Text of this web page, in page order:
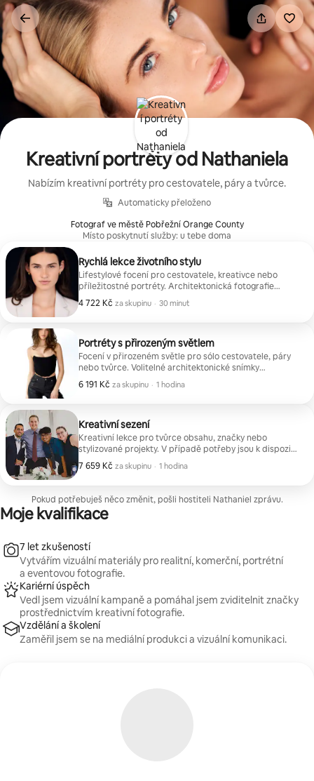
Přeskočit
na
obsah
Kreativní portréty od Nathaniela
Nabízím kreativní portréty pro cestovatele, páry a tvůrce.
Automaticky přeloženo
Fotograf ve městě Pobřežní Orange County
Místo poskytnutí služby: u tebe doma
Rychlá lekce životního stylu
Lifestylové focení pro cestovatele, kreativce nebo
příležitostné portréty. Architektonická fotografie
k dispozici na vyžádání. |
4 722 Kč za skupinu
4 722 Kč za skupinu
, · 30 minut
Portréty s přirozeným světlem
Focení v přirozeném světle pro sólo cestovatele, páry
nebo tvůrce. Volitelné architektonické snímky
k dispozici. |
6 191 Kč za skupinu
6 191 Kč za skupinu
, · 1 hodina
Kreativní sezení
Kreativní lekce pro tvůrce obsahu, značky nebo
stylizované projekty. V případě potřeby jsou k dispozici
architektonické snímky.
7 659 Kč za skupinu
7 659 Kč za skupinu
, · 1 hodina
Pokud potřebuješ něco změnit, pošli hostiteli Nathaniel zprávu.
Moje kvalifikace
7 let zkušeností
Vytvářím vizuální materiály pro realitní, komerční, portrétní
a eventovou fotografie.
Kariérní úspěch
Vedl jsem vizuální kampaně a pomáhal jsem zviditelnit značky
prostřednictvím kreativní fotografie.
Vzdělání a školení
Zaměřil jsem se na mediální produkci a vizuální komunikaci.